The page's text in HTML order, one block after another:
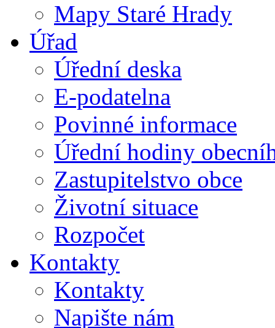
Mapy Staré Hrady
Úřad
Úřední deska
E-podatelna
Povinné informace
Úřední hodiny
Zastupitelstvo obce
Životní situace
Rozpočet
Kontakty
Kontakty
Napište nám